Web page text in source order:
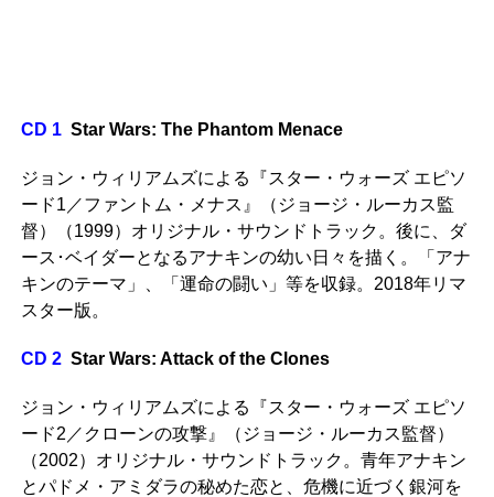
CD 1Star Wars: The Phantom Menace
ジョン・ウィリアムズによる『スター・ウォーズ エピソ
ード1／ファントム・メナス』（ジョージ・ルーカス監
督）（1999）オリジナル・サウンドトラック。後に、ダ
ース･ベイダーとなるアナキンの幼い日々を描く。「アナ
キンのテーマ」、「運命の闘い」等を収録。2018年リマ
スター版。
CD 2Star Wars: Attack of the Clones
ジョン・ウィリアムズによる『スター・ウォーズ エピソ
ード2／クローンの攻撃』（ジョージ・ルーカス監督）
（2002）オリジナル・サウンドトラック。青年アナキン
とパドメ・アミダラの秘めた恋と、危機に近づく銀河を